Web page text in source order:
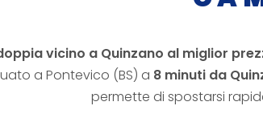
vicino a Quinzano al miglior
a Pontevico (BS) a 8 minuti da
permette di spostarsi